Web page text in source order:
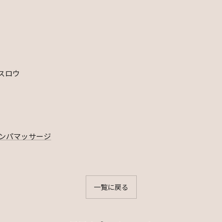
ロウ
パマッサージ
一覧に戻る